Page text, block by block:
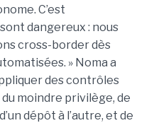
C’est
dangereux : nous
cross-border dès
» Noma a
des contrôles
moindre privilège, de
dépôt à l’autre, et de